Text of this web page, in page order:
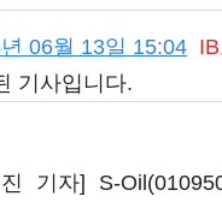
06월 13일 15:04
기사입니다.
기자] S-